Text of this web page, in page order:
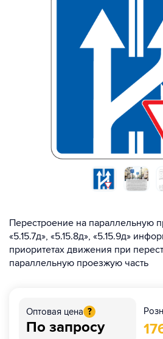
Перестроение на параллельную
«5.15.7д», «5.15.8д», «5.15.9д»
приоритетах движения при
параллельную проезжую часть
Оптовая цена ?
По запросу